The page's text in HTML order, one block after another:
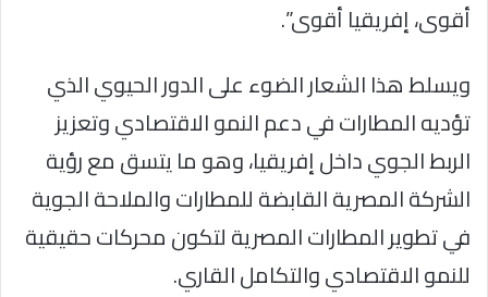
أقوى، إفريقيا أقوى”.
ويسلط هذا الشعار الضوء على الدور الحيوي الذي
تؤديه المطارات في دعم النمو الاقتصادي وتعزيز
الربط الجوي داخل إفريقيا، وهو ما يتسق مع رؤية
الشركة المصرية القابضة للمطارات والملاحة الجوية
في تطوير المطارات المصرية لتكون محركات حقيقية
للنمو الاقتصادي والتكامل القاري.